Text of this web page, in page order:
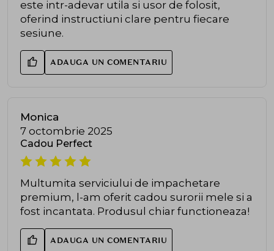
este intr-adevar utila si usor de folosit,
oferind instructiuni clare pentru fiecare
sesiune.
ADAUGA UN COMENTARIU
Monica
7 octombrie 2025
Cadou Perfect
Multumita serviciului de impachetare
premium, l-am oferit cadou surorii mele si a
fost incantata. Produsul chiar functioneaza!
ADAUGA UN COMENTARIU